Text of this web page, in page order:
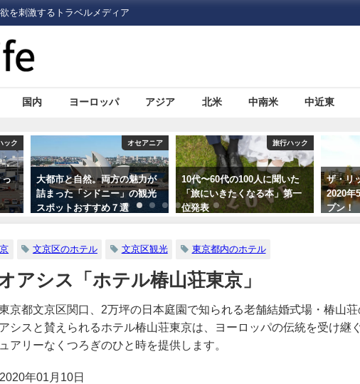
を刺激するトラベルメディア
国内 ヨーロッパ アジア 北米 中南米 中近東
ニア
が
光
旅行ハック
10代〜60代の100人に聞いた
「旅にいきたくなる本」第一
位発表
国内
ザ・リッツカールトン日光が
2020年5月22日（金）にオー
プン！
いまさ
外旅行
証）」
文京区のホテル 文京区観光 東京都内のホテル
アシス「ホテル椿山荘東京」
京都文京区関口、2万坪の日本庭園で知られる老舗結婚式場・椿山
シスと賛えられるホテル椿山荘東京は、ヨーロッパの伝統を受け継
アリーなくつろぎのひと時を提供します。
2020年01月10日